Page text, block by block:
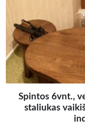
Spintos 6vnt.,
staliukas